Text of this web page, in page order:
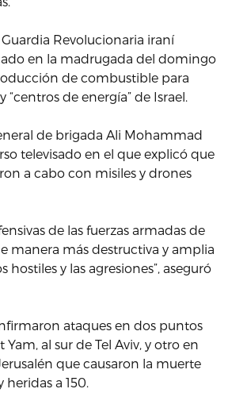
Revolucionaria iraní
en la madrugada del domingo
de combustible para
“centros de energía” de Israel.
de brigada Ali Mohammad
televisado en el que explicó que
a cabo con misiles y drones
de las fuerzas armadas de
manera más destructiva y amplia
hostiles y las agresiones”, aseguró
ataques en dos puntos
al sur de Tel Aviv, y otro en
que causaron la muerte
a 150.